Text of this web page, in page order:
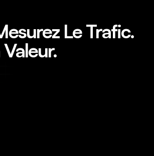
Le Trafic.
Valeur.